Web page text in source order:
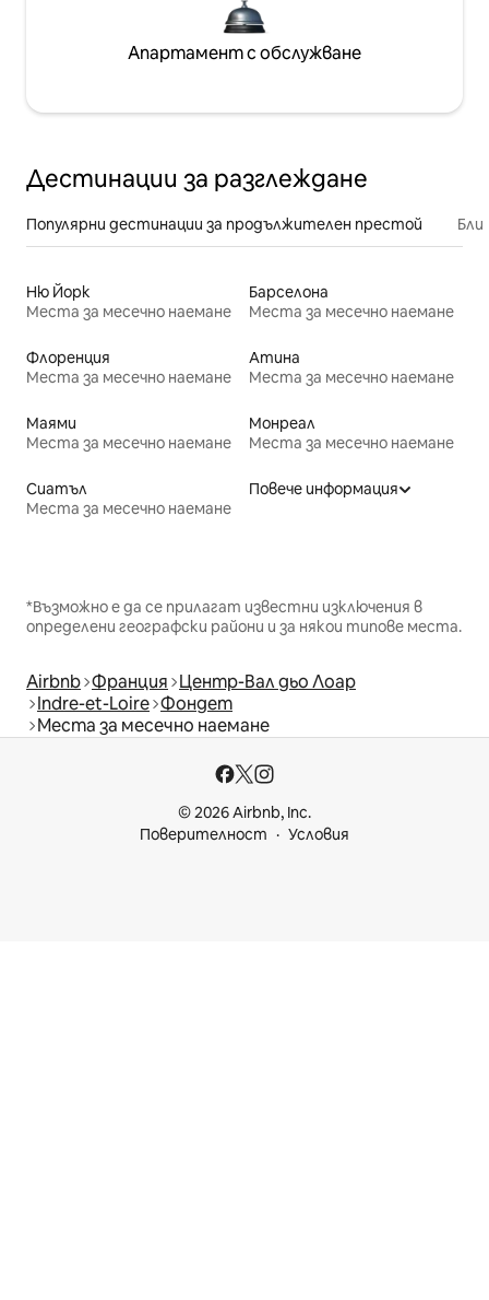
Апартамент с обслужване
Дестинации за разглеждане
Популярни дестинации за продължителен престой
Ню Йорк
Места за месечно наемане
Барселона
Места за месечно наемане
Флоренция
Места за месечно наемане
Атина
Места за месечно наемане
Маями
Места за месечно наемане
Монреал
Места за месечно наемане
Сиатъл
Места за месечно наемане
Повече информация
*Възможно е да се прилагат известни изключения в
определени географски райони и за някои типове места.
Airbnb Франция Центр-Вал дьо Лоар
Indre-et-Loire Фондет
Места за месечно наемане
© 2026 Airbnb, Inc.
Поверителност
Условия